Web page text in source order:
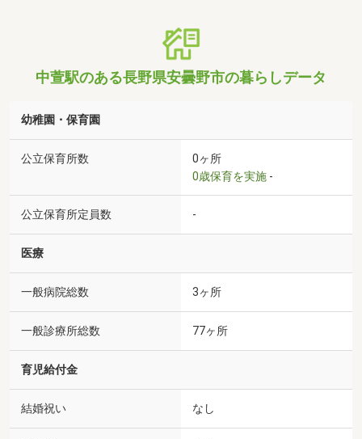
中萱駅のある長野県安曇野市の暮らしデータ
幼稚園・保育園
公立保育所数
0ヶ所
0歳保育を実施 -
公立保育所定員数 -
医療
一般病院総数 3ヶ所
一般診療所総数 77ヶ所
育児給付金
結婚祝い なし